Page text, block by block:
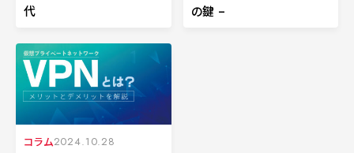
代
の鍵 –
コラム2024.10.28